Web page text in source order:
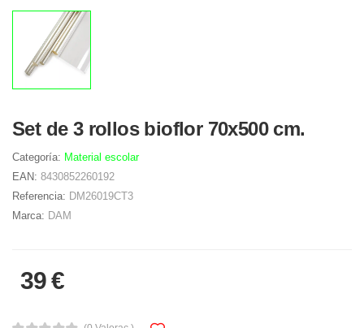
Set de 3 rollos bioflor 70x500 cm.
Categoría: Material escolar
EAN: 8430852260192
Referencia: DM26019CT3
Marca: DAM
39 €